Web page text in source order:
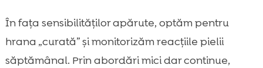
În fața sensibilităților apărute, optăm pentru
hrana „curată” și monitorizăm reacțiile pielii
săptămânal. Prin abordări mici dar continue,